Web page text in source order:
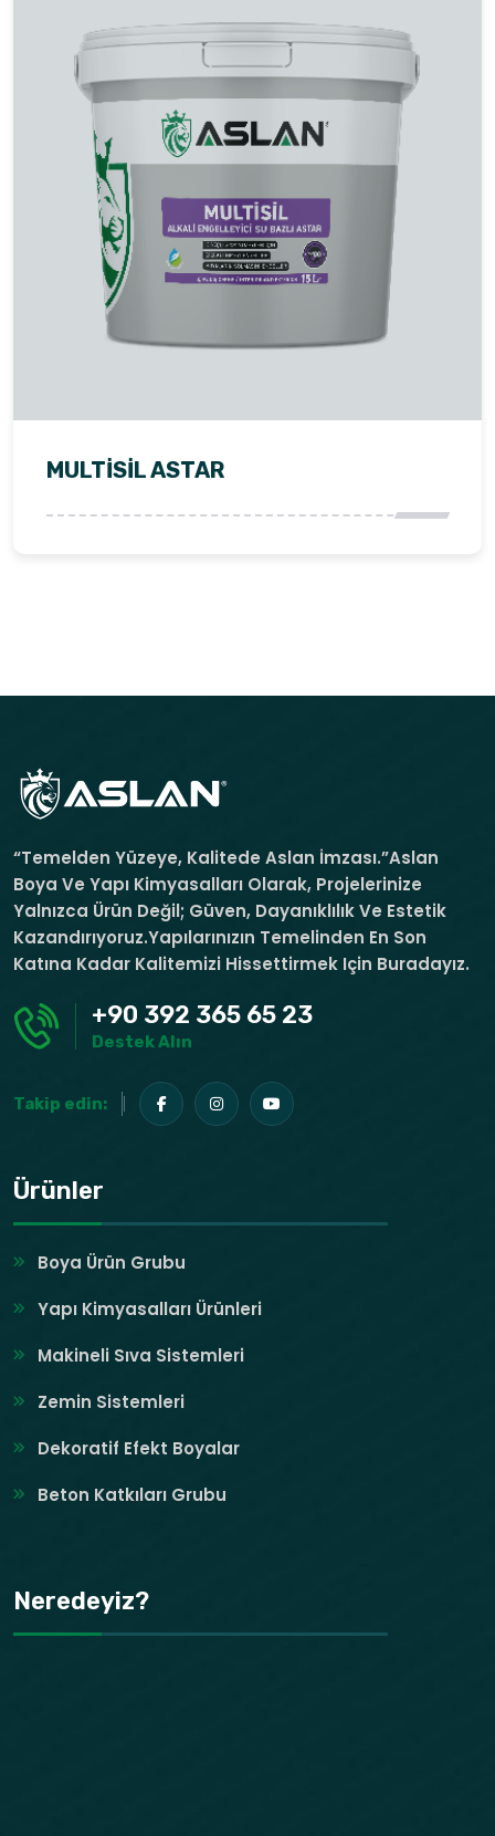
MULTISIL ASTAR
“Temelden Yüzeye, Kalitede Aslan İmzası.”Aslan
Boya Ve Yapı Kimyasalları Olarak, Projelerinize
Yalnızca Ürün Değil; Güven, Dayanıklılık Ve Estetik
Kazandırıyoruz.Yapılarınızın Temelinden En Son
Katına Kadar Kalitemizi Hissettirmek Için Buradayız.
+90 392 365 65 23
Destek Alın
Takip edin:
Ürünler
Boya Ürün Grubu
Yapı Kimyasalları Ürünleri
Makineli Sıva Sistemleri
Zemin Sistemleri
Dekoratif Efekt Boyalar
Beton Katkıları Grubu
Neredeyiz?